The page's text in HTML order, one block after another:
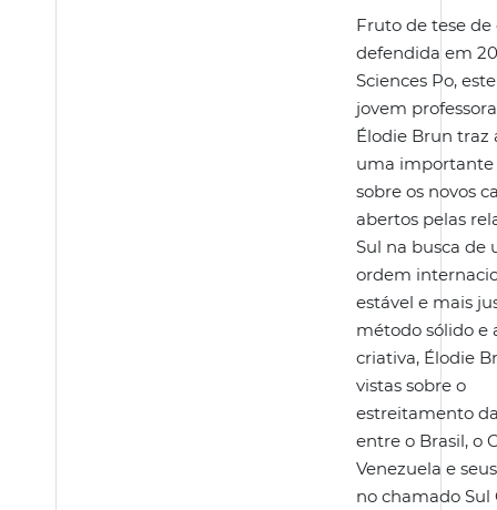
Fruto de tese
defendida em
Sciences Po,
jovem
Élodie Brun traz
uma importante
sobre os novos
abertos pelas
Sul na busca de
ordem
estável e mais
método sólido e
criativa, Élodie
vistas sobre o
estreitamento
entre o Brasil, o
Venezuela e
no chamado Sul